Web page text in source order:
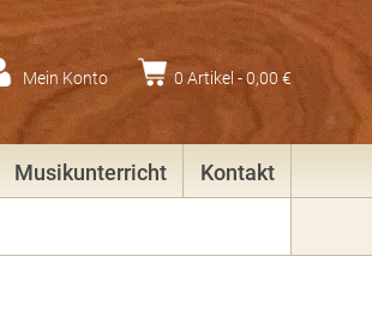
Mein Konto 0 Artikel -0,00 €
Musikunterricht Kontakt